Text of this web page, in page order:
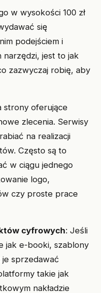
w wysokości 100 zł
się
podejściem i
jest to jak
zazwyczaj robię, aby
strony oferujące
zlecenia. Serwisy
na realizacji
Często są to
w ciągu jednego
logo,
czy proste prace
cyfrowych: Jeśli
jak e-booki, szablony
sprzedawać
takie jak
nakładzie